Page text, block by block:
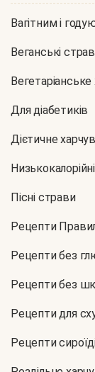
Вагітним і
Веганські
Для діабетиків
Дієтичне
Низькокалорійні
Пісні страви
Рецепти
Рецепти без
Рецепти без
Рецепти для
Рецепти